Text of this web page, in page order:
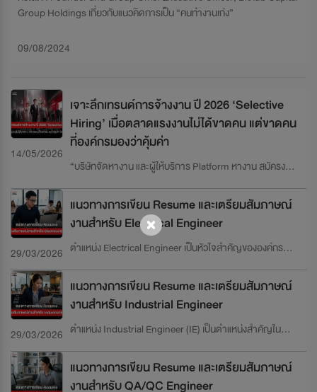
3 แนวคิดการเป็น “คนทำงานเก่ง” ฉบับคุณท๊อป จิรายุส
ศรีโสภา Founder and Group Chief Executive Officer, Bitkub Capital
09/08/2024
14/05/2026
เจาะลึกเทรนด์การจ้างงาน ปี 2026 ‘Selective
Hiring’ เมื่อตลาดแรงงานไม่ได้ขาดคน แต่ขาดคน
ที่องค์กรมองว่าคุ้มค่า
“บริษัทจัดหางาน และผู้ให้บริการ Platform หางาน สมัครงาน
JOBBKK” ได้มีการเปิดเผยข้อมูล ความต้องการของผู้
ประกอบการ ประจำไตรมาส 1/2569 สะท้อนชัดว่า ผู้ประกอบ
การได้เปลี่ยนผ่านจากการจ้างงานแบบดั้งเดิมสู่การยอมจ่าย
‘ค่าตัวพรีเมียม’ เพื่อดึงดูดกลุ่ม Specialist เข้ามาเป็นหัวหอก
ในการพาธุรกิจให้อยู่รอด
29/03/2026
แนวทางการเขียน Resume และเตรียมสัมภาษณ์
งานสำหรับ Electrical Engineer
ตำแหน่ง Electrical Engineer เป็นหัวใจสำคัญขององค์กร
ไฟฟ้าและอุปกรณ์อิเล็กทรอนิกส์ ผู้ที่ทำงานในตำแหน่งนี้จะรับ
ผิดชอบ การออกแบบ ติดตั้ง บำรุงรักษา และตรวจสอบระบบ
ไฟฟ้าและควบคุมอัตโนมัติ เพื่อให้ระบบทำงานได้อย่าง
ปลอดภัยและมีประสิทธิภาพ บทความนี้ถูกออกแบบเป็นคู่มือ
แนวทางการเขียน Resume และเตรียมสัมภาษณ์
งานสำหรับ Industrial Engineer
ตำแหน่ง Industrial Engineer (IE) เป็นตำแหน่งสำคัญใน